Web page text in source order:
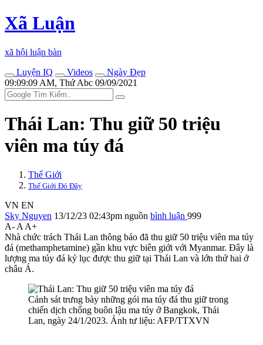
Xã Luận
xã hội luận bàn
Luyện IQ
Videos
Ngày Đẹp
09:09:09 AM, Thứ Abc 09/09/2021
Thái Lan: Thu giữ 50 triệu
viên m‌a tú‌y đá
Thế Giới
Thế Giới Đó Đây
VN EN
Sky Nguyen 13/12/23 02:43pm nguồn bình luận 999
A- A A+
Nhà chức trách Thái Lan thông báo đã thu giữ 50 triệu viên m‌a tú‌y
đá (methamphetamine) gần khu vực biên giới với Myanmar. Đây là
lượng m‌a tú‌y đá kỷ lục được thu giữ tại Thái Lan và lớn thứ hai ở
châu Á.
Cảnh sát trưng bày những gói m‌a tú‌y đá thu giữ trong
chiến dịch chống buôn lậu m‌a tú‌y ở Bangkok, Thái
Lan, ngày 24/1/2023. Ảnh tư liệu: AFP/TTXVN